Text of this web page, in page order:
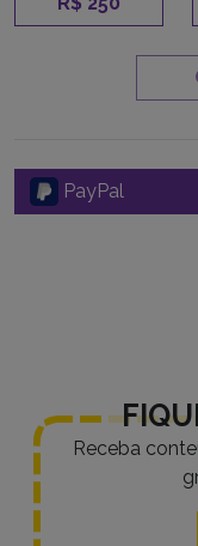
PayPal
Receba